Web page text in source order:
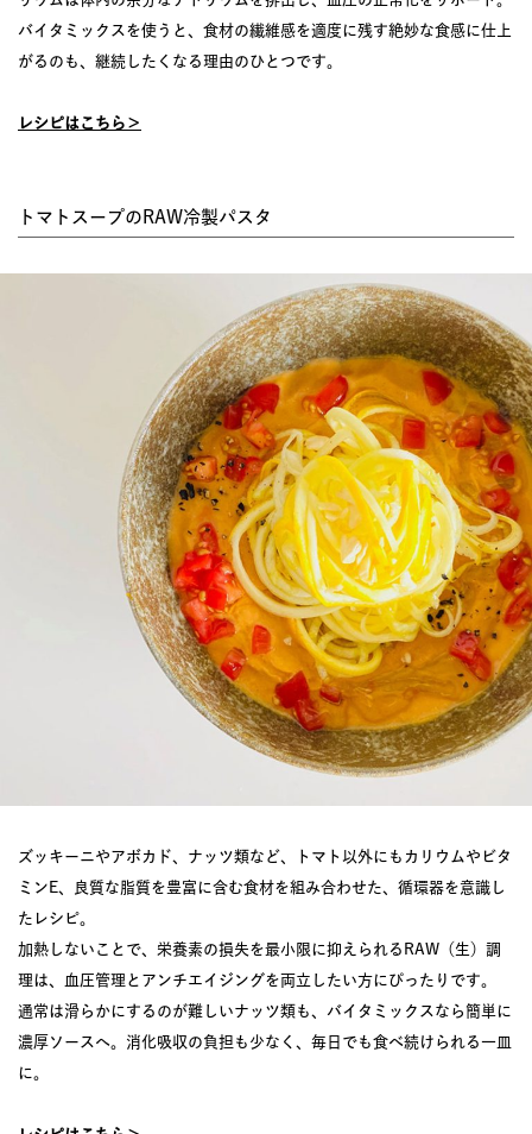
バイタミックスを使うと、食材の繊維感を適度に残す絶妙な食感に仕上
がるのも、継続したくなる理由のひとつです。
レシピはこちら＞
トマトスープのRAW冷製パスタ
ズッキーニやアボカド、ナッツ類など、トマト以外にもカリウムやビタ
ミンE、良質な脂質を豊富に含む食材を組み合わせた、循環器を意識し
たレシピ。
加熱しないことで、栄養素の損失を最小限に抑えられるRAW（生）調
理は、血圧管理とアンチエイジングを両立したい方にぴったりです。
通常は滑らかにするのが難しいナッツ類も、バイタミックスなら簡単に
濃厚ソースへ。消化吸収の負担も少なく、毎日でも食べ続けられる一皿
に。